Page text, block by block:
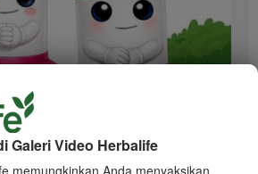
Galeri Video Herbalife
memungkinkan Anda menyaksikan
Klaim Penghasilan